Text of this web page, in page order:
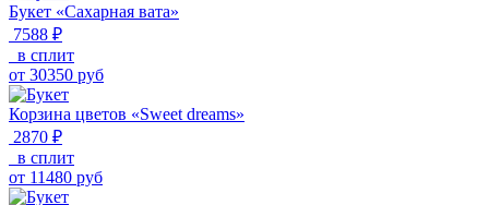
Букет «Сахарная вата»
7588 ₽
в сплит
от 30350 руб
Корзина цветов «Sweet dreams»
2870 ₽
в сплит
от 11480 руб